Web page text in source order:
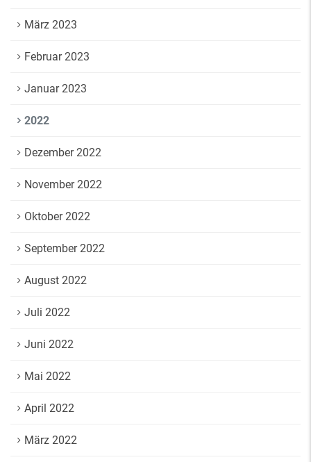
März 2023
Februar 2023
Januar 2023
2022
Dezember 2022
November 2022
Oktober 2022
September 2022
August 2022
Juli 2022
Juni 2022
Mai 2022
April 2022
März 2022